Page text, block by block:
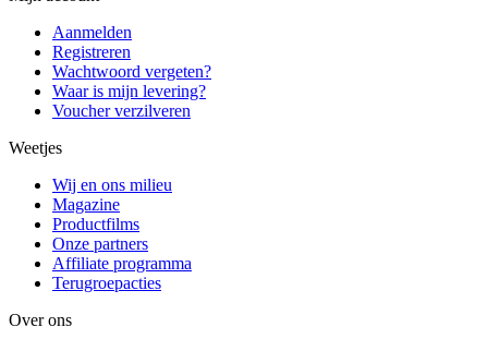
Aanmelden
Registreren
Wachtwoord vergeten?
Waar is mijn levering?
Voucher verzilveren
Weetjes
Wij en ons milieu
Magazine
Productfilms
Onze partners
Affiliate programma
Terugroepacties
Over ons